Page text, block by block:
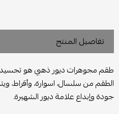
تفاصيل المنتج
طقم مجوهرات ديور ذهبي هو تجسيد
الطقم من سلسال، اسوارة، وأقراط،
جودة وإبداع علامة ديور الشهيرة.